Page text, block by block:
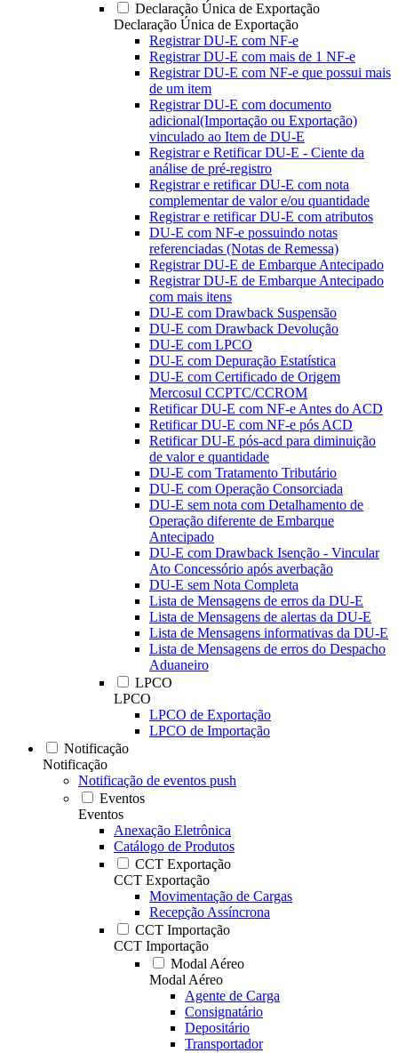
Declaração Única de Exportação
Declaração Única de Exportação
Registrar DU-E com NF-e
Registrar DU-E com mais de 1 NF-e
Registrar DU-E com NF-e que possui mais
de um item
Registrar DU-E com documento
adicional(Importação ou Exportação)
vinculado ao Item de DU-E
Registrar e Retificar DU-E - Ciente da
análise de pré-registro
Registrar e retificar DU-E com nota
complementar de valor e/ou quantidade
Registrar e retificar DU-E com atributos
DU-E com NF-e possuindo notas
referenciadas (Notas de Remessa)
Registrar DU-E de Embarque Antecipado
Registrar DU-E de Embarque Antecipado
com mais itens
DU-E com Drawback Suspensão
DU-E com Drawback Devolução
DU-E com LPCO
DU-E com Depuração Estatística
DU-E com Certificado de Origem
Mercosul CCPTC/CCROM
Retificar DU-E com NF-e Antes do ACD
Retificar DU-E com NF-e pós ACD
Retificar DU-E pós-acd para diminuição
de valor e quantidade
DU-E com Tratamento Tributário
DU-E com Operação Consorciada
DU-E sem nota com Detalhamento de
Operação diferente de Embarque
Antecipado
DU-E com Drawback Isenção - Vincular
Ato Concessório após averbação
DU-E sem Nota Completa
Lista de Mensagens de erros da DU-E
Lista de Mensagens de alertas da DU-E
Lista de Mensagens informativas da DU-E
Lista de Mensagens de erros do Despacho
Aduaneiro
LPCO
LPCO
LPCO de Exportação
LPCO de Importação
Notificação
Notificação
Notificação de eventos push
Eventos
Eventos
Anexação Eletrônica
Catálogo de Produtos
CCT Exportação
CCT Exportação
Movimentação de Cargas
Recepção Assíncrona
CCT Importação
CCT Importação
Modal Aéreo
Modal Aéreo
Agente de Carga
Consignatário
Depositário
Transportador